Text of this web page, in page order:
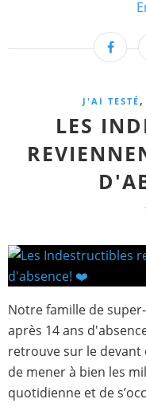
J'AI TESTÉ ,
LES
Notre famille de
après 14 ans
retrouve sur le devant
de mener à bien les
quotidienne et de